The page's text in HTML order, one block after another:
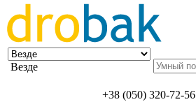
Везде
+38 (050) 320-72-56